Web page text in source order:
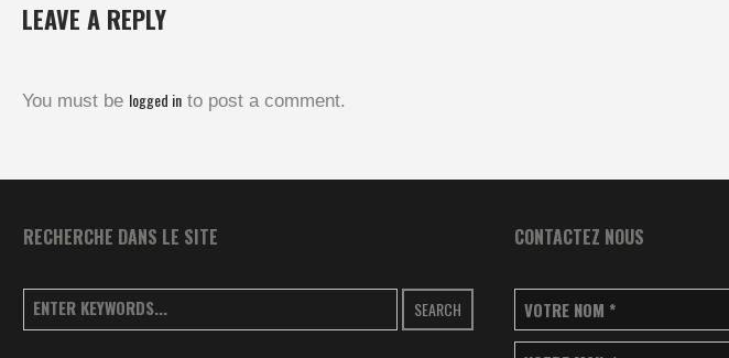
LEAVE A REPLY
You must be logged in to post a comment.
RECHERCHE DANS LE SITE
SEARCH
CONTACTEZ NOUS
VOTRE NOM *